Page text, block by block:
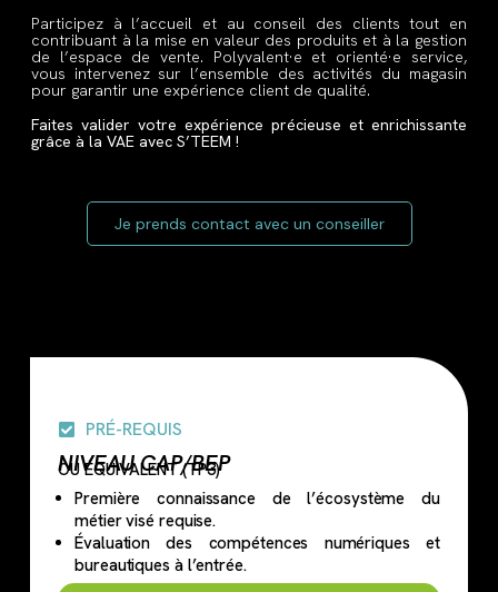
Participez à l’accueil et au conseil des clients tout en
contribuant à la mise en valeur des produits et à la gestion
de l’espace de vente. Polyvalent·e et orienté·e service,
vous intervenez sur l’ensemble des activités du magasin
pour garantir une expérience client de qualité.
Faites valider votre expérience précieuse et enrichissante
grâce à la VAE avec S’TEEM !
Je prends contact avec un conseiller
PRÉ-REQUIS
NIVEAU CAP/BEP
OU ÉQUIVALENT (TP3)
Première connaissance de l’écosystème du
métier visé requise.
Évaluation des compétences numériques et
bureautiques à l’entrée.